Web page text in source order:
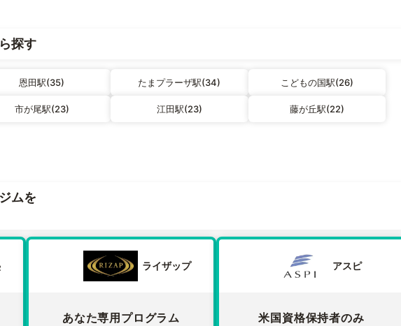
探す
恩田駅(35) たまプラーザ駅(34) こどもの国駅(26)
市が尾駅(23) 江田駅(23) 藤が丘駅(22)
ムを
ライザップ
あなた専用プログラム
アスピ
米国資格保持者のみ